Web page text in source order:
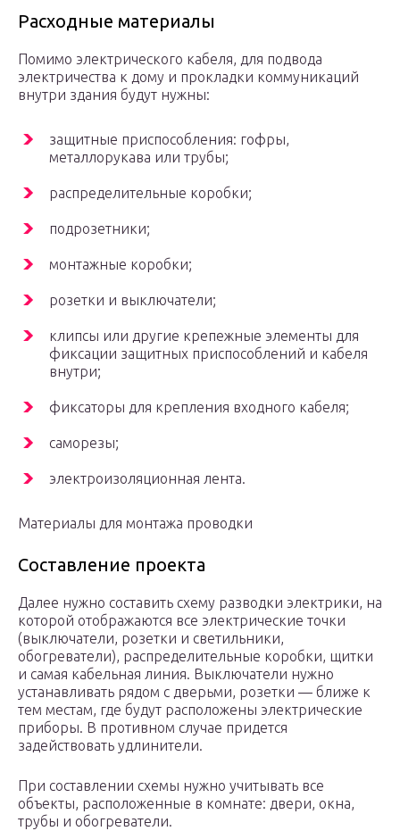
Расходные материалы
Помимо электрического кабеля, для подвода
электричества к дому и прокладки коммуникаций
внутри здания будут нужны:
защитные приспособления: гофры,
металлорукава или трубы;
распределительные коробки;
подрозетники;
монтажные коробки;
розетки и выключатели;
клипсы или другие крепежные элементы для
фиксации защитных приспособлений и кабеля
внутри;
фиксаторы для крепления входного кабеля;
саморезы;
электроизоляционная лента.
Материалы для монтажа проводки
Составление проекта
Далее нужно составить схему разводки электрики, на
которой отображаются все электрические точки
(выключатели, розетки и светильники,
обогреватели), распределительные коробки, щитки
и самая кабельная линия. Выключатели нужно
устанавливать рядом с дверьми, розетки — ближе к
тем местам, где будут расположены электрические
приборы. В противном случае придется
задействовать удлинители.
При составлении схемы нужно учитывать все
объекты, расположенные в комнате: двери, окна,
трубы и обогреватели.